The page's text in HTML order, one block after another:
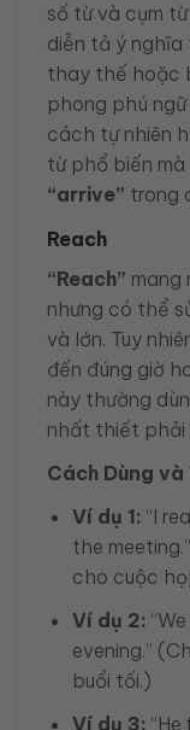
số từ và cụm
diễn tả ý
thay thế hoặc
phong phú
cách tự nhiên
từ phổ biến
“arrive” trong
Reach
“Reach” mang
nhưng có thể
và lớn. Tuy
đến đúng giờ
này thường
nhất thiết phải
Cách Dùng và
Ví dụ 1: “I
the
cho cuộc
Ví dụ 2:
evening.”
buổi tối.)
Ví dụ 3: